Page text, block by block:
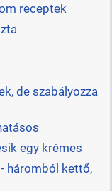
receptek
de szabályozza
egy krémes
háromból kettő,